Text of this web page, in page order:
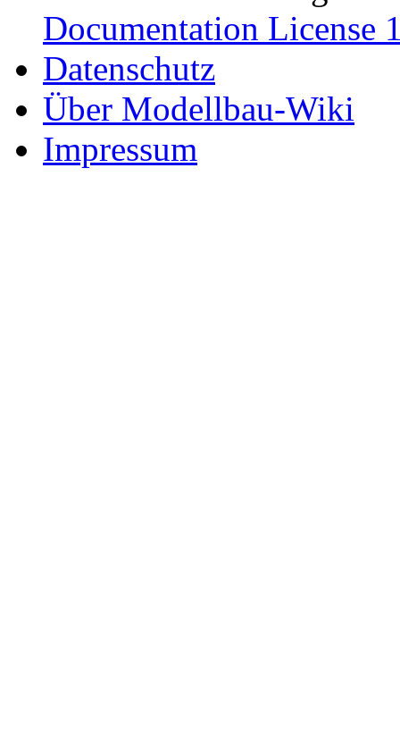
Documentation License
Datenschutz
Über Modellbau-Wiki
Impressum